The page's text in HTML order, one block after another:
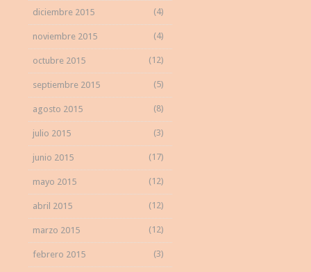
diciembre 2015 (4)
noviembre 2015 (4)
octubre 2015 (12)
septiembre 2015 (5)
agosto 2015 (8)
julio 2015 (3)
junio 2015 (17)
mayo 2015 (12)
abril 2015 (12)
marzo 2015 (12)
febrero 2015 (3)